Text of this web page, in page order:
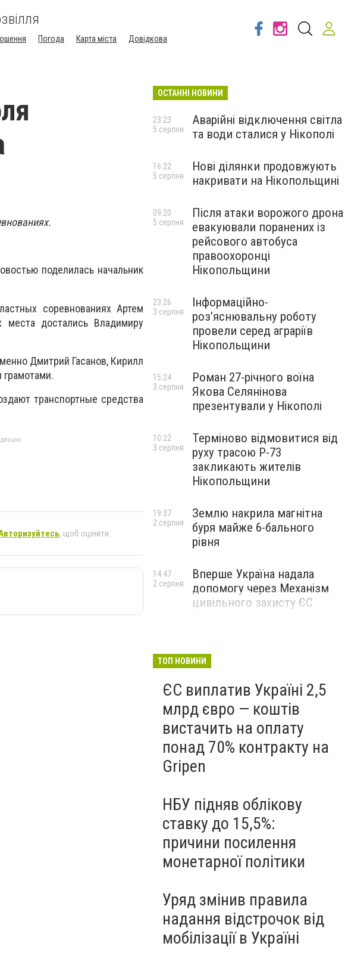
Погода Карта міста Довідкова
поделилась начальник
соревнованиях Артем
места достались Владимиру
Дмитрий Гасанов, Кирилл
транспортные средства
, щоб оцінити
ОСТАННІ НОВИНИ
Аварійні відключення світла
та води сталися у Нікополі
23:23
5 серпня
Нові ділянки продовжують
накривати на Нікопольщині
16:22
5 серпня
Після атаки ворожого дрона
евакуювали поранених із
рейсового автобуса
правоохоронці
Нікопольщини
09:20
5 серпня
Інформаційно-
роз’яснювальну роботу
провели серед аграріїв
Нікопольщини
23:26
3 серпня
Роман 27-річного воїна
Якова Селянінова
презентували у Нікополі
15:24
3 серпня
Терміново відмовитися від
руху трасою Р-73
закликають жителів
Нікопольщини
10:22
3 серпня
Землю накрила магнітна
буря майже 6-бального
рівня
19:37
2 серпня
Вперше Україна надала
допомогу через Механізм
цивільного захисту ЄС
14:47
2 серпня
ТОП НОВИНИ
ЄС виплатив Україні 2,5
млрд євро — коштів
вистачить на оплату
понад 70% контракту на
Gripen
НБУ підняв облікову
ставку до 15,5%:
причини посилення
монетарної політики
Уряд змінив правила
надання відстрочок від
мобілізації в Україні